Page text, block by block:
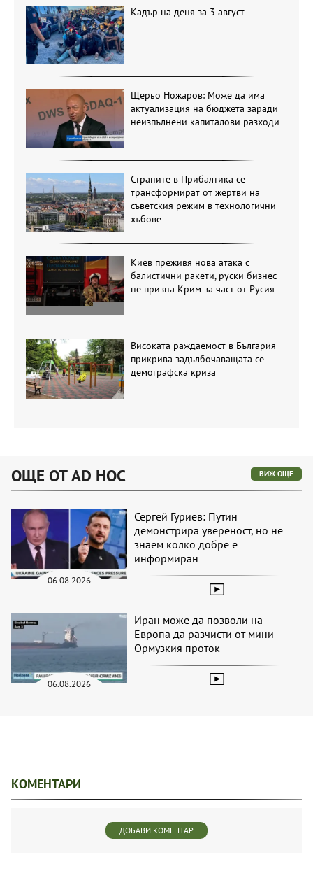
Кадър на деня за 3 август
Щерьо Ножаров: Може да има
актуализация на бюджета заради
неизпълнени капиталови разходи
Страните в Прибалтика се
трансформират от жертви на
съветския режим в технологични
хъбове
Киев преживя нова атака с
балистични ракети, руски бизнес
не призна Крим за част от Русия
Високата раждаемост в България
прикрива задълбочаващата се
демографска криза
ОЩЕ ОТ AD HOC ВИЖ ОЩЕ
06.08.2026
Сергей Гуриев: Путин
демонстрира увереност, но не
знаем колко добре е
информиран
06.08.2026
Иран може да позволи на
Европа да разчисти от мини
Ормузкия проток
КОМЕНТАРИ
ДОБАВИ КОМЕНТАР